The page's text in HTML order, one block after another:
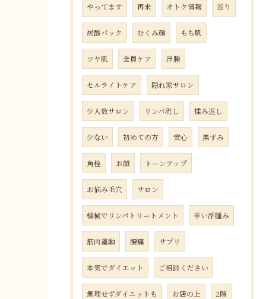
やってます 再来 オトク情報 巡り
炭酸パック むくみ顔 もち肌
ツヤ肌 全員ケア 浮腫
セルライトケア 隠れ家サロン
少人数サロン リンパ流し 揉み返し
少ない 初めての方 安心 黒ずみ
角栓 お顔 トーンアップ
お悩み毛穴 サロン
機械でリンパトリートメント 辛い浮腫み
筋肉運動 腰痛 サプリ
本気でダイエット ご相談ください
無理せずダイエットも お店の上 2階